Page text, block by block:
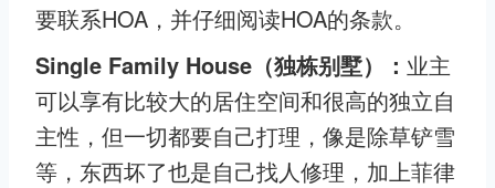
要联系HOA，并仔细阅读HOA的条款。
Single Family House（独栋别墅）： 业主
可以享有比较大的居住空间和很高的独立自
主性，但一切都要自己打理，像是除草铲雪
等，东西坏了也是自己找人修理，加上菲律